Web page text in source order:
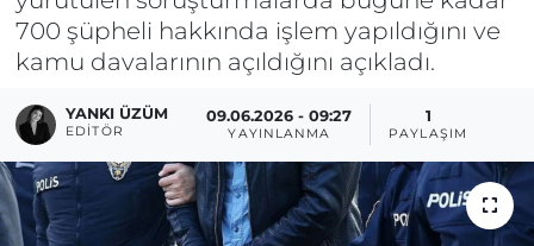
700 şüpheli hakkında işlem yapıldığını ve
kamu davalarının açıldığını açıkladı.
YANKI ÜZÜM
EDITÖR
09.06.2026 - 09:27
YAYINLANMA
1
PAYLAŞIM